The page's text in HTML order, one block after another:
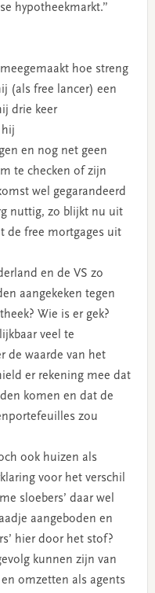
hypotheekmarkt.”
hoe streng
(als free lancer) een
drie keer
hij
en nog net geen
te checken of zijn
wel gegarandeerd
nuttig, zo blijkt nu uit
de free mortgages uit
en de VS zo
aangekeken tegen
Wie is er gek?
veel te
de waarde van het
er rekening mee dat
komen en dat de
zou
ook huizen als
voor het verschil
sloebers’ daar wel
aangeboden en
hier door het stof?
kunnen zijn van
omzetten als agents